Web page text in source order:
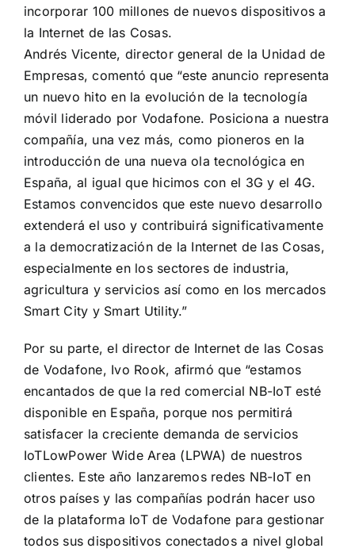
incorporar 100 millones de nuevos dispositivos a
la Internet de las Cosas.
Andrés Vicente, director general de la Unidad de
Empresas, comentó que “este anuncio representa
un nuevo hito en la evolución de la tecnología
móvil liderado por Vodafone. Posiciona a nuestra
compañía, una vez más, como pioneros en la
introducción de una nueva ola tecnológica en
España, al igual que hicimos con el 3G y el 4G.
Estamos convencidos que este nuevo desarrollo
extenderá el uso y contribuirá significativamente
a la democratización de la Internet de las Cosas,
especialmente en los sectores de industria,
agricultura y servicios así como en los mercados
Smart City y Smart Utility.”
Por su parte, el director de Internet de las Cosas
de Vodafone, Ivo Rook, afirmó que “estamos
encantados de que la red comercial NB-IoT esté
disponible en España, porque nos permitirá
satisfacer la creciente demanda de servicios
IoTLowPower Wide Area (LPWA) de nuestros
clientes. Este año lanzaremos redes NB-IoT en
otros países y las compañías podrán hacer uso
de la plataforma IoT de Vodafone para gestionar
todos sus dispositivos conectados a nivel global